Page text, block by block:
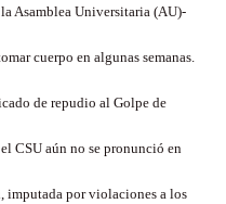
Asamblea Universitaria (AU)-
cuerpo en algunas semanas.
de repudio al Golpe de
CSU aún no se pronunció en
imputada por violaciones a los